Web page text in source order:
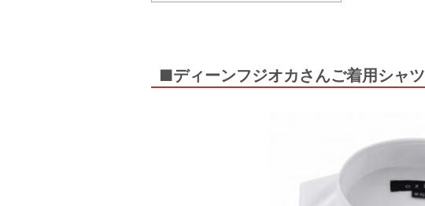
■ディーンフジオカさんご着用シャツ